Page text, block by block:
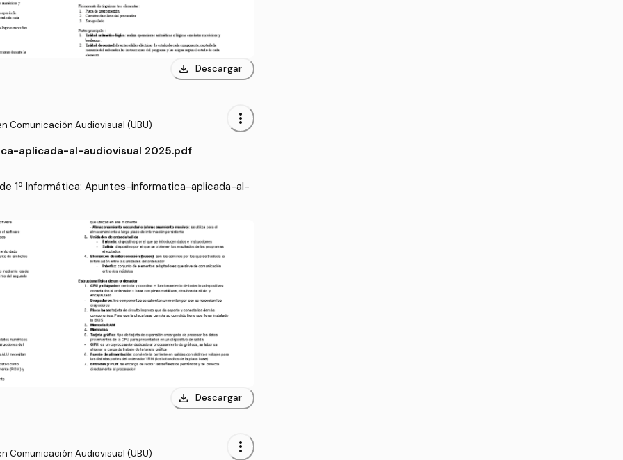
download Descargar
Comunicación Audiovisual (UBU) more_vert
aplicada-al-audiovisual 2025.pdf
1º Informática: Apuntes-informatica-aplicada-al-
download Descargar
Comunicación Audiovisual (UBU) more_vert